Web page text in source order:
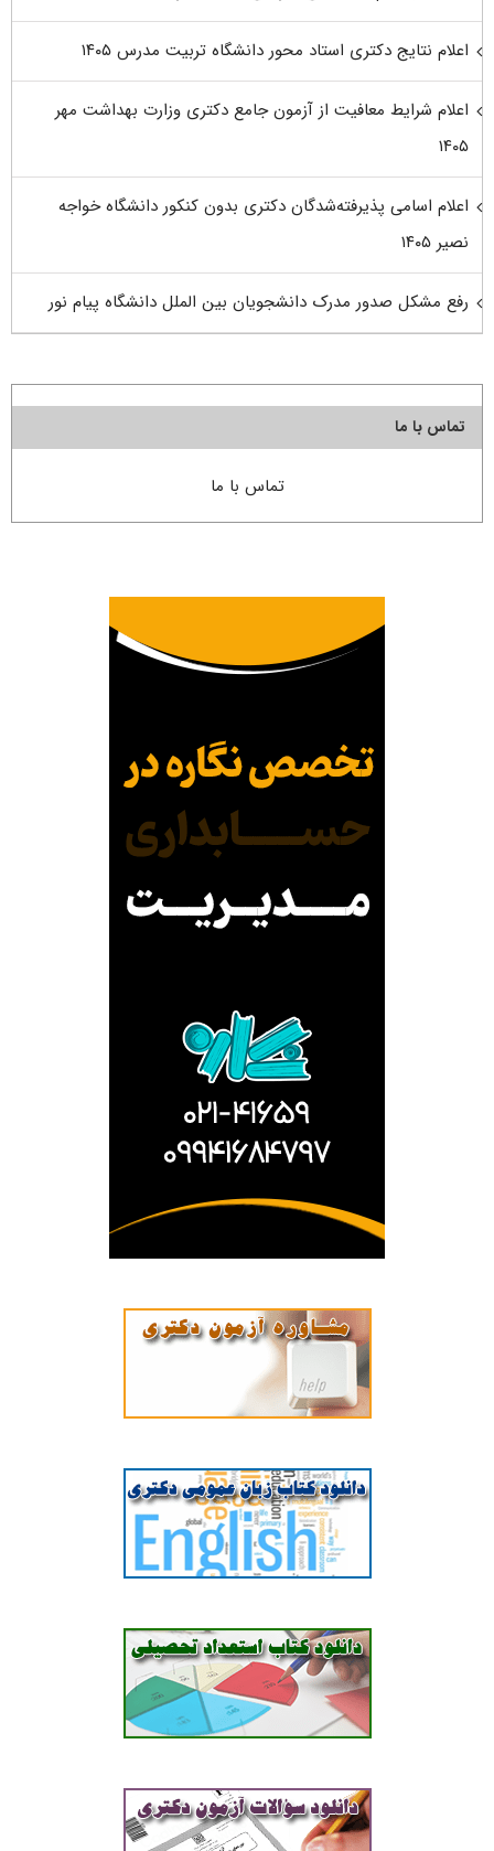
اعلام نتایج دکتری استاد محور دانشگاه تربیت مدرس ۱۴۰۵
اعلام شرایط معافیت از آزمون جامع دکتری وزارت بهداشت مهر
۱۴۰۵
اعلام اسامی پذیرفته‌شدگان دکتری بدون کنکور دانشگاه خواجه
نصیر ۱۴۰۵
رفع مشکل صدور مدرک دانشجویان بین الملل دانشگاه پیام نور
تماس با ما
تماس با ما